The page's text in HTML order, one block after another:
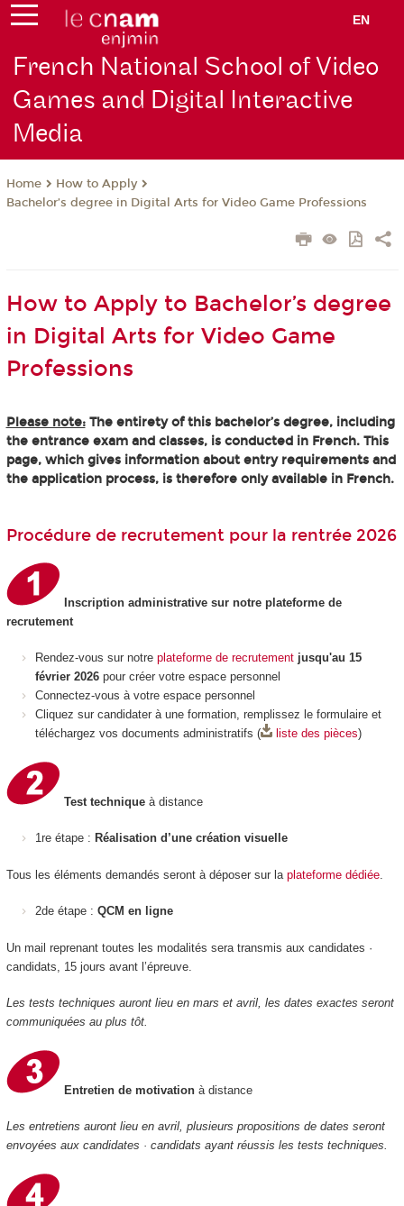
EN
French National School of Video
Games and Digital Interactive
Media
Home
How to Apply
Bachelor’s degree in Digital Arts for Video Game Professions
How to Apply to Bachelor’s degree
in Digital Arts for Video Game
Professions
Please note:The entirety of this bachelor’s degree, including
the entrance exam and classes, is conducted in French. This
page, which gives information about entry requirements and
the application process, is therefore only available in French.
Procédure de recrutement pour la rentrée 2026
Inscription administrative sur notre plateforme de
recrutement
Rendez-vous sur notre plateforme de recrutement jusqu'au 15
février 2026 pour créer votre espace personnel
Connectez-vous à votre espace personnel
Cliquez sur candidater à une formation, remplissez le formulaire et
téléchargez vos documents administratifs (
liste des pièces)
Test techniqueà distance
1re étape : Réalisation d’une création visuelle
Tous les éléments demandés seront à déposer sur la plateforme dédiée.
2de étape : QCM en ligne
Un mail reprenant toutes les modalités sera transmis aux candidates ·
candidats, 15 jours avant l’épreuve.
Les tests techniques auront lieu en mars et avril, les dates exactes seront
communiquées au plus tôt.
Entretien de motivation à distance
Les entretiens auront lieu en avril, plusieurs propositions de dates seront
envoyées aux candidates · candidats ayant réussis les tests techniques.